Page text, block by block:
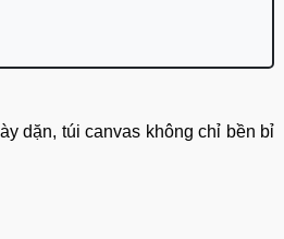
dặn, túi canvas không chỉ bền bỉ